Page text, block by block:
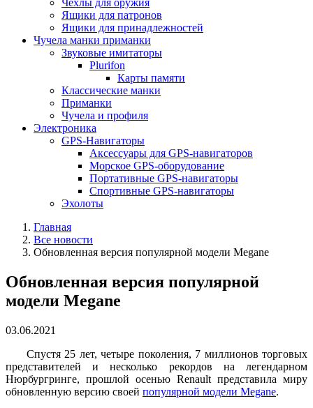
Чехлы для оружия
Ящики для патронов
Ящики для принадлежностей
Чучела манки приманки
Звуковые имитаторы
Plurifon
Карты памяти
Классические манки
Приманки
Чучела и профиля
Электроника
GPS-Навигаторы
Аксессуары для GPS-навигаторов
Морское GPS-оборудование
Портативные GPS-навигаторы
Спортивные GPS-навигаторы
Эхолоты
Главная
Все новости
Обновленная версия популярной модели Megane
Обновленная версия популярной
модели Megane
03.06.2021
Спустя 25 лет, четыре поколения, 7 миллионов торговых
представителей и несколько рекордов на легендарном
Нюрбургринге, прошлой осенью Renault представила миру
обновленную версию своей популярной модели Megane.